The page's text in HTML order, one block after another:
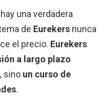
una verdadera
de Eurekers nunca
el precio. Eurekers
a largo plazo
sino un curso de
.